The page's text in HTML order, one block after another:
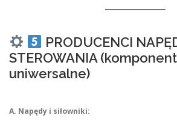
PRODUCENCI
STEROWANIA
uniwersalne)
A. Napędy i siłowniki: